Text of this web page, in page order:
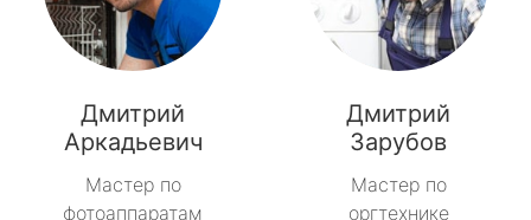
Дмитрий
Аркадьевич
Мастер по
фотоаппаратам
Дмитрий
Зарубов
Мастер по
оргтехнике